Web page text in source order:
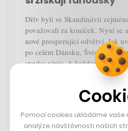
Dřív byli ve Skandinávii
považovali za koníček. Nyní se
nové prosperující odvětví. Jak
po celém Dánsku, Švédsku a
stovky vinic. A každoročně
turisté. Víno je jiné, i díky
Skandinávii se pěstuje většinou
také odolnější vůči chorobám.
Pomocí cookies ukládáme
analýze návštěvnosti našich